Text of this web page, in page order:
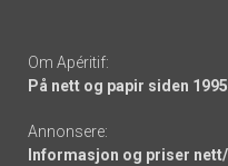
Om Apéritif:
På nett og papir siden 1995
Annonsere:
Informasjon og priser